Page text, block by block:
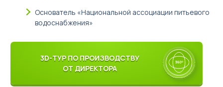
Основатель «Национальной ассоциации питьевого
водоснабжения»
3D-ТУР ПО ПРОИЗВОДСТВУ
ОТ ДИРЕКТОРА